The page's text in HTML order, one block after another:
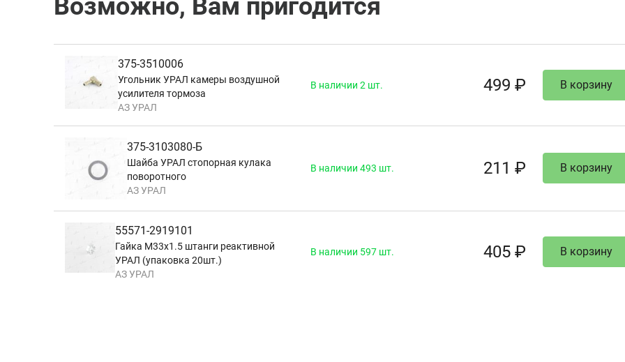
Возможно, Вам пригодится
375-3510006
Угольник УРАЛ камеры воздушной
усилителя тормоза
АЗ УРАЛ
В наличии 2 шт. 499 ₽ В корзину
375-3103080-Б
Шайба УРАЛ стопорная кулака
поворотного
АЗ УРАЛ
В наличии 493 шт. 211 ₽ В корзину
55571-2919101
Гайка М33х1.5 штанги реактивной
УРАЛ (упаковка 20шт.)
АЗ УРАЛ
В наличии 597 шт. 405 ₽ В корзину